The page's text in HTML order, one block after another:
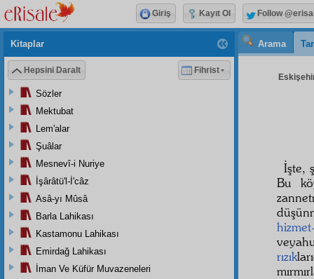
Arama
İşte,
Bu
rızık
Kitaplar
Hepsini Daralt Fihrist
Sözler
Mektubat
Lem'alar
Şuâlar
Mesnevî-i Nuriye
İşârâtü'l-İ'câz
Asâ-yı Mûsâ
Barla Lahikası
Kastamonu Lahikası
Emirdağ Lahikası
İman Ve Küfür Muvazeneleri
Giriş Kayıt Ol Follow